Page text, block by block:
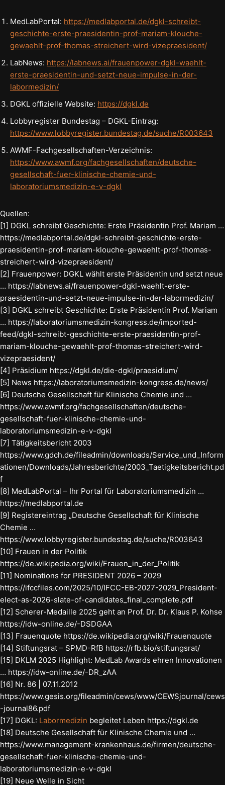
MedLabPortal: https://medlabportal.de/dgkl-schreibt-
geschichte-erste-praesidentin-prof-mariam-klouche-
gewaehlt-prof-thomas-streichert-wird-vizepraesident/
LabNews: https://labnews.ai/frauenpower-dgkl-waehlt-
erste-praesidentin-und-setzt-neue-impulse-in-der-
labormedizin/
DGKL offizielle Website: https://dgkl.de
Lobbyregister Bundestag – DGKL-Eintrag:
https://www.lobbyregister.bundestag.de/suche/R003643
AWMF-Fachgesellschaften-Verzeichnis:
https://www.awmf.org/fachgesellschaften/deutsche-
gesellschaft-fuer-klinische-chemie-und-
laboratoriumsmedizin-e-v-dgkl
Quellen:
[1] DGKL schreibt Geschichte: Erste Präsidentin Prof. Mariam …
https://medlabportal.de/dgkl-schreibt-geschichte-erste-
praesidentin-prof-mariam-klouche-gewaehlt-prof-thomas-
streichert-wird-vizepraesident/
[2] Frauenpower: DGKL wählt erste Präsidentin und setzt neue
… https://labnews.ai/frauenpower-dgkl-waehlt-erste-
praesidentin-und-setzt-neue-impulse-in-der-labormedizin/
[3] DGKL schreibt Geschichte: Erste Präsidentin Prof. Mariam
… https://laboratoriumsmedizin-kongress.de/imported-
feed/dgkl-schreibt-geschichte-erste-praesidentin-prof-
mariam-klouche-gewaehlt-prof-thomas-streichert-wird-
vizepraesident/
[4] Präsidium https://dgkl.de/die-dgkl/praesidium/
[5] News https://laboratoriumsmedizin-kongress.de/news/
[6] Deutsche Gesellschaft für Klinische Chemie und …
https://www.awmf.org/fachgesellschaften/deutsche-
gesellschaft-fuer-klinische-chemie-und-
laboratoriumsmedizin-e-v-dgkl
[7] Tätigkeitsbericht 2003
https://www.gdch.de/fileadmin/downloads/Service_und_Inform
ationen/Downloads/Jahresberichte/2003_Taetigkeitsbericht.pd
f
[8] MedLabPortal – Ihr Portal für Laboratoriumsmedizin …
https://medlabportal.de
[9] Registereintrag „Deutsche Gesellschaft für Klinische
Chemie …
https://www.lobbyregister.bundestag.de/suche/R003643
[10] Frauen in der Politik
https://de.wikipedia.org/wiki/Frauen_in_der_Politik
[11] Nominations for PRESIDENT 2026 – 2029
https://ifccfiles.com/2025/10/IFCC-EB-2027-2029_President-
elect-as-2026-slate-of-candidates_final_complete.pdf
[12] Scherer-Medaille 2025 geht an Prof. Dr. Dr. Klaus P. Kohse
https://idw-online.de/-DSDGAA
[13] Frauenquote https://de.wikipedia.org/wiki/Frauenquote
[14] Stiftungsrat – SPMD-RfB https://rfb.bio/stiftungsrat/
[15] DKLM 2025 Highlight: MedLab Awards ehren Innovationen
… https://idw-online.de/-DR_zAA
[16] Nr. 86 | 07.11.2012
https://www.gesis.org/fileadmin/cews/www/CEWSjournal/cews
-journal86.pdf
[17] DGKL: Labormedizin begleitet Leben https://dgkl.de
[18] Deutsche Gesellschaft für Klinische Chemie und …
https://www.management-krankenhaus.de/firmen/deutsche-
gesellschaft-fuer-klinische-chemie-und-
laboratoriumsmedizin-e-v-dgkl
[19] Neue Welle in Sicht